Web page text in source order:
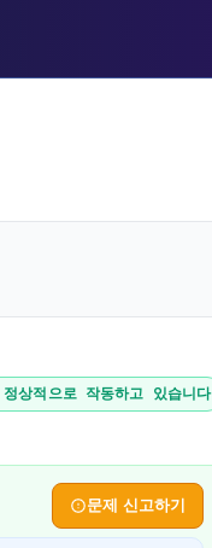
상적으로 작동하고 있습니다
문제 신고하기